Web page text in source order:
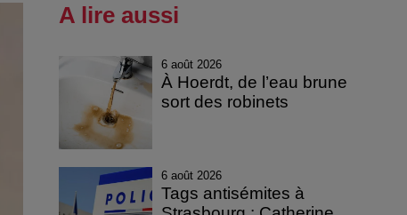
A lire aussi
6 août 2026
À Hoerdt, de l’eau brune
sort des robinets
6 août 2026
Tags antisémites à